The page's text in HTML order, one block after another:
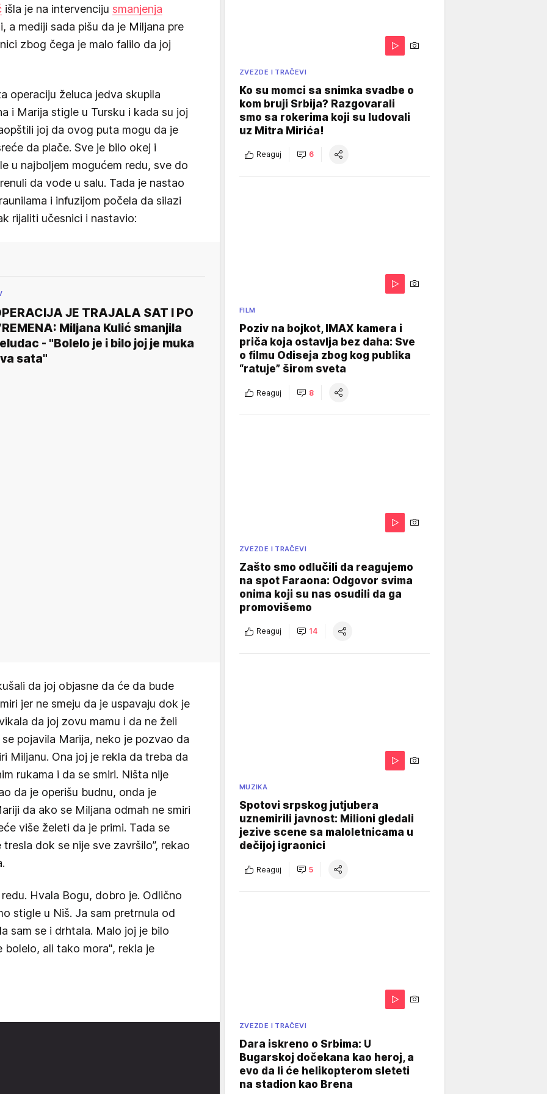
išla je na intervenciju smanjenja
a mediji sada pišu da je Miljana pre
zbog čega je malo falilo da joj
operaciju želuca jedva skupila
i Marija stigle u Tursku i kada su joj
joj da ovog puta mogu da je
da plače. Sve je bilo okej i
u najboljem mogućem redu, sve do
da vode u salu. Tada je nastao
i infuzijom počela da silazi
rijaliti učesnici i nastavio:
JE TRAJALA SAT I PO
Miljana Kulić smanjila
- "Bolelo je i bilo joj je muka
sata"
da joj objasne da će da bude
jer ne smeju da je uspavaju dok je
da joj zovu mamu i da ne želi
pojavila Marija, neko je pozvao da
Miljanu. Ona joj je rekla da treba da
rukama i da se smiri. Ništa nije
da je operišu budnu, onda je
da ako se Miljana odmah ne smiri
više želeti da je primi. Tada se
dok se nije sve završilo”, rekao
Hvala Bogu, dobro je. Odlično
stigle u Niš. Ja sam pretrnula od
sam se i drhtala. Malo joj je bilo
bolelo, ali tako mora", rekla je
ZVEZDE I TRAČEVI
Ko su momci sa snimka svadbe o
kom bruji Srbija? Razgovarali
smo sa rokerima koji su ludovali
uz Mitra Mirića!
Reaguj 6
FILM
Poziv na bojkot, IMAX kamera i
priča koja ostavlja bez daha: Sve
o filmu Odiseja zbog kog publika
“ratuje” širom sveta
Reaguj 8
ZVEZDE I TRAČEVI
Zašto smo odlučili da reagujemo
na spot Faraona: Odgovor svima
onima koji su nas osudili da ga
promovišemo
Reaguj 14
MUZIKA
Spotovi srpskog jutjubera
uznemirili javnost: Milioni gledali
jezive scene sa maloletnicama u
dečijoj igraonici
Reaguj 5
ZVEZDE I TRAČEVI
Dara iskreno o Srbima: U
Bugarskoj dočekana kao heroj, a
evo da li će helikopterom sleteti
na stadion kao Brena